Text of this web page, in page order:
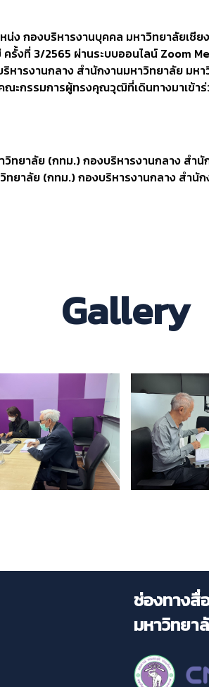
ง กองบริหารงานบุคคล มหาวิทยาลัยเชี
รั้งที่ 3/2565 ผ่านระบบออนไลน์ Zoom
ารงานกลาง สำนักงานมหาวิทยาลัย มห
ณะกรรมการผู้ทรงคุณวุฒิที่เดินทางมาเข้
ทยาลัย (กทม.) กองบริหารงานกลาง สำ
ทยาลัย (กทม.) กองบริหารงานกลาง สำนั
Gallery
ช่องทางสื่
มหาวิทยา